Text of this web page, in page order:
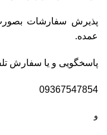
پذیرش سفارشات بصورت
عمده.
پاسخگویی و یا سفارش
09367547854
و